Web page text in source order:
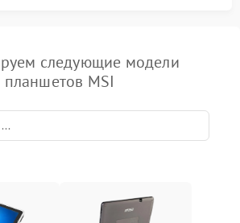
следующие модели
планшетов MSI